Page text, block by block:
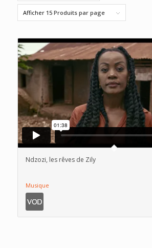
Afficher 15 Produits par page
Ndzozi, les rêves de Zily
Musique